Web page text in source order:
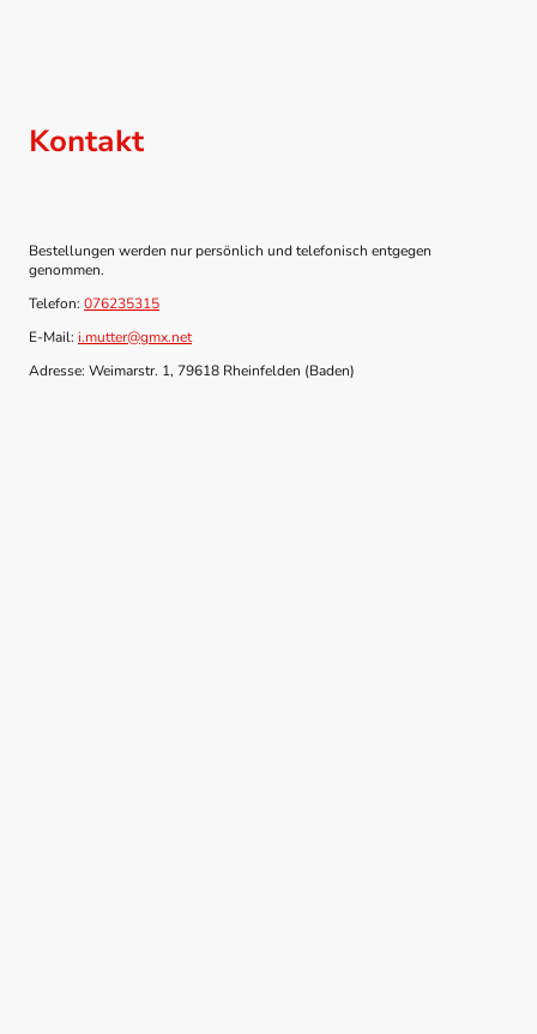
Kontakt
Bestellungen werden nur persönlich und telefonisch entgegen
genommen.
Telefon: 076235315
E-Mail: i.mutter@gmx.net
Adresse: Weimarstr. 1, 79618 Rheinfelden (Baden)